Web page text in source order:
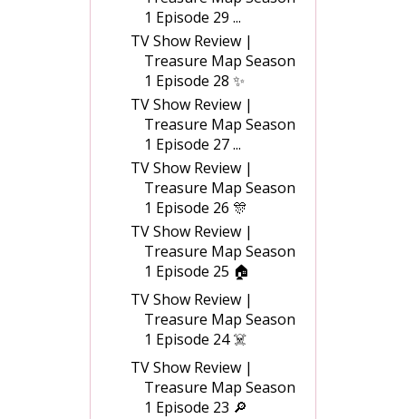
1 Episode 29 ...
TV Show Review |
Treasure Map Season
1 Episode 28 ✨
TV Show Review |
Treasure Map Season
1 Episode 27 ...
TV Show Review |
Treasure Map Season
1 Episode 26 🎊
TV Show Review |
Treasure Map Season
1 Episode 25 🏠
TV Show Review |
Treasure Map Season
1 Episode 24 ☠️
TV Show Review |
Treasure Map Season
1 Episode 23 🔎